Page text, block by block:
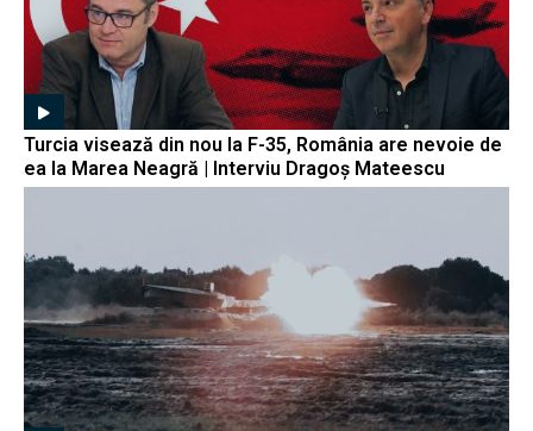
Turcia visează din nou la F-35, România are nevoie de
ea la Marea Neagră | Interviu Dragoș Mateescu